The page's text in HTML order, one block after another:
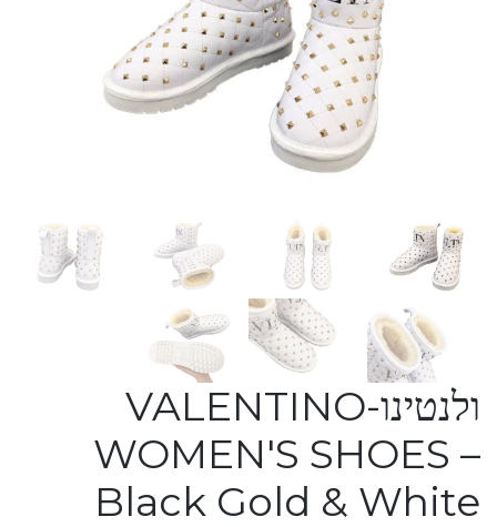
ולנטינו-VALENTINO
WOMEN'S SHOES –
Black Gold & White